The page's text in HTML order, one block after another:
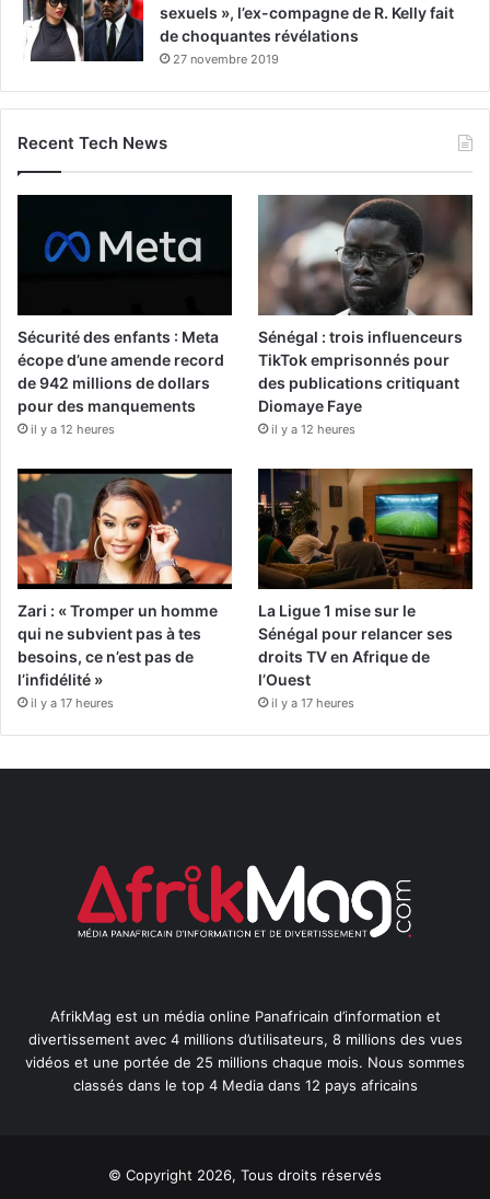
sexuels », l’ex-compagne de R. Kelly fait
de choquantes révélations
27 novembre 2019
Recent Tech News
Sécurité des enfants : Meta
écope d’une amende record
de 942 millions de dollars
pour des manquements
il y a 12 heures
Sénégal : trois influenceurs
TikTok emprisonnés pour
des publications critiquant
Diomaye Faye
il y a 12 heures
Zari : « Tromper un homme
qui ne subvient pas à tes
besoins, ce n’est pas de
l’infidélité »
il y a 17 heures
La Ligue 1 mise sur le
Sénégal pour relancer ses
droits TV en Afrique de
l’Ouest
il y a 17 heures
AfrikMag est un média online Panafricain d’information et
divertissement avec 4 millions d’utilisateurs, 8 millions des vues
vidéos et une portée de 25 millions chaque mois. Nous sommes
classés dans le top 4 Media dans 12 pays africains
© Copyright 2026, Tous droits réservés